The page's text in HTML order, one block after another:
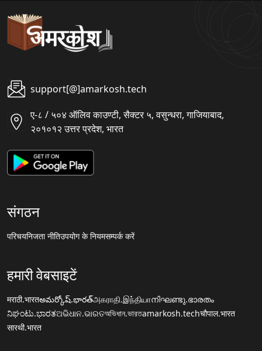
support[@]amarkosh.tech
ए-८ / ५०४ ऑलिव काउण्टी, सैक्टर ५, वसुन्धरा, गाजियाबाद,
२०१०१२ उत्तर प्रदेश, भारत
संगठन
परिचयनिजता नीतिउपयोग के नियमसम्पर्क करें
हमारी वेबसाइटें
मराठी.भारतఅమర్కోష్.భారత్அகராதி.இந்தியாനിഘണ്ടു.ഭാരതം
ನಿಘಂಟು.ಭಾರತଅଭିଧାନ.ଭାରତঅভিধান.ভারতamarkosh.techचौपाल.भारत
सारथी.भारत